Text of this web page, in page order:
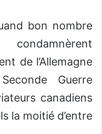
bon nombre
de l’Allemagne
Guerre
canadiens
la moitié d’entre